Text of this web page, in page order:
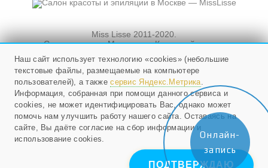
Miss Lisse 2011-2020.
Салон красоты. Москва, ул. Кузнецкий мост, и
Мы работаем ежедневно
с 10 до 21, в воскресенье - с 10 до 20.
+79268524985;
E-mail:info@misslisse.ru
Наш сайт использует технологию «cookies» (небольшие
текстовые файлы, размещаемые на компьютере
пользователей), а такжесервис Яндекс.Метрика.
Информация, собранная при помощи данного сервиса и
cookies, не может идентифицировать Вас, однако может
помочь нам улучшить работу нашего сайта. Оставаясь на
сайте, Вы даёте согласие на сбор информации и
использование cookies.
ПОДТВЕРЖДАЮ
Онлайн-
запись